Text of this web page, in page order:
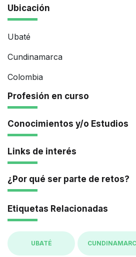
Ubicación
Ubaté
Cundinamarca
Colombia
Profesión en curso
Conocimientos y/o Estudios
Links de interés
¿Por qué ser parte de retos?
Etiquetas Relacionadas
UBATÉ